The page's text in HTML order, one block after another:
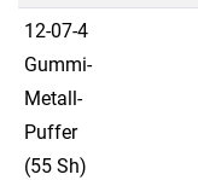
12-07-4
Gummi-
Metall-
Puffer
(55 Sh)